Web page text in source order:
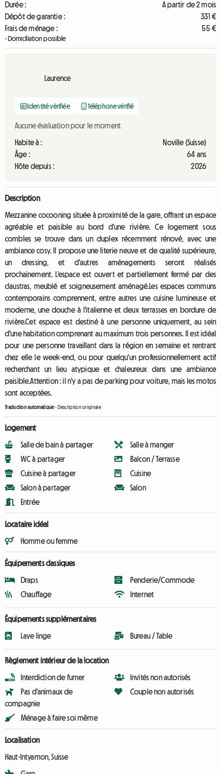
Durée :
A partir de 2 mois
Dépôt de garantie :
331 €
Frais de ménage :
55 €
- Domiciliation possible
Laurence
Identité vérifiée Téléphone vérifié
Aucune évaluation pour le moment
Habite à :
Noville (Suisse)
Âge :
64 ans
Hôte depuis :
2026
Description
Mezzanine cocooning située à proximité de la gare, offrant un espace
agréable et paisible au bord d'une rivière. Ce logement sous
combles se trouve dans un duplex récemment rénové, avec une
ambiance cosy. Il propose une literie neuve et de qualité supérieure,
un dressing, et d'autres aménagements seront réalisés
prochainement. L'espace est ouvert et partiellement fermé par des
claustras, meublé et soigneusement aménagé.Les espaces communs
contemporains comprennent, entre autres une cuisine lumineuse et
moderne, une douche à l'italienne et deux terrasses en bordure de
rivière.Cet espace est destiné à une personne uniquement, au sein
d'une habitation comprenant au maximum trois personnes. Il est idéal
pour une personne travaillant dans la région en semaine et rentrant
chez elle le week-end, ou pour quelqu'un professionnellement actif
recherchant un lieu atypique et chaleureux dans une ambiance
paisible.Attention : il n'y a pas de parking pour voiture, mais les motos
sont acceptées.
Traduction automatique- Description originale
Logement
Salle de bain à partager
WC à partager
Cuisine à partager
Salon à partager
Entrée
Salle à manger
Balcon / Terrasse
Cuisine
Salon
Locataire idéal
Homme ou femme
Équipements classiques
Draps
Chauffage
Penderie/Commode
Internet
Équipements supplémentaires
Lave linge Bureau / Table
Règlement intérieur de la location
Interdiction de fumer
Pas d'animaux de
compagnie
Ménage à faire soi même
Invités non autorisés
Couple non autorisés
Localisation
Haut-Intyamon, Suisse